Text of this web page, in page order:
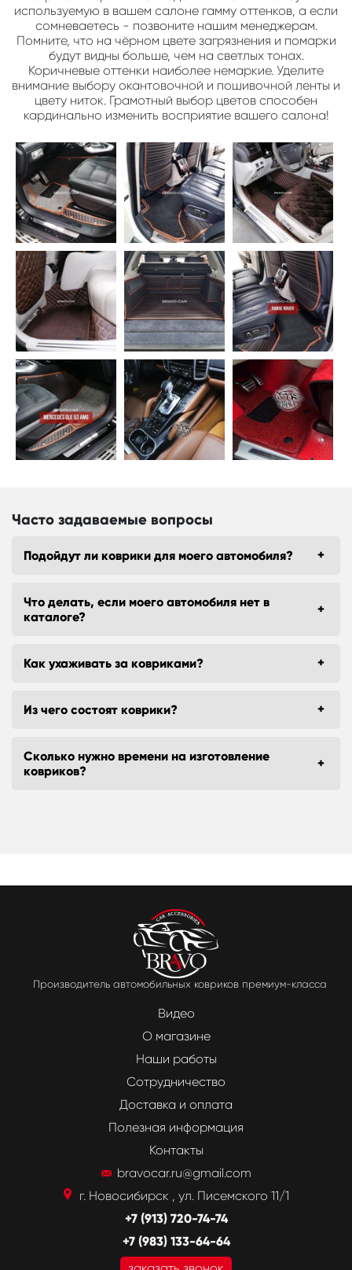
используемую в вашем салоне гамму оттенков, а если
сомневаетесь - позвоните нашим менеджерам.
Помните, что на чёрном цвете загрязнения и помарки
будут видны больше, чем на светлых тонах.
Коричневые оттенки наиболее немаркие. Уделите
внимание выбору окантовочной и пошивочной ленты и
цвету ниток. Грамотный выбор цветов способен
кардинально изменить восприятие вашего салона!
Часто задаваемые вопросы
Подойдут ли коврики для моего автомобиля?
Что делать, если моего автомобиля нет в
каталоге?
Как ухаживать за ковриками?
Из чего состоят коврики?
Сколько нужно времени на изготовление
ковриков?
Производитель автомобильных ковриков премиум-класса
Видео
О магазине
Наши работы
Сотрудничество
Доставка и оплата
Полезная информация
Контакты
bravocar.ru@gmail.com
г. Новосибирск , ул. Писемского 11/1
+7 (913) 720-74-74
+7 (983) 133-64-64